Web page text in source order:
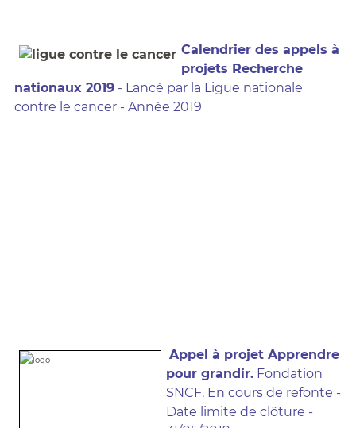
Calendrier des appels à
projets Recherche
nationaux 2019- Lancé par la Ligue nationale
contre le cancer - Année 2019
Appel à projet Apprendre
pour grandir.Fondation
SNCF. En cours de refonte -
Date limite de clôture -